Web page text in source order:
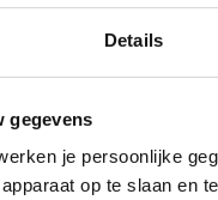
Details
gegevens
je persoonlijke
op te slaan en
Resultaat
bij Abbott’